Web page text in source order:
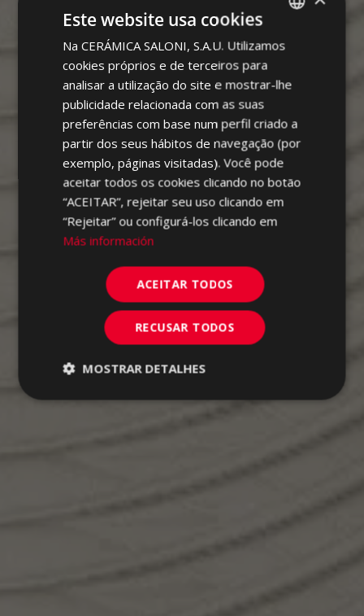
SPANISH
ENGLISH
GERMAN
PORTUGUESE
Este website usa cookies
Na CERÁMICA SALONI, S.A.U. Utilizamos
cookies próprios e de terceiros para
analisar a utilização do site e mostrar-lhe
publicidade relacionada com as suas
preferências com base num perfil criado a
partir dos seus hábitos de navegação (por
exemplo, páginas visitadas). Você pode
aceitar todos os cookies clicando no botão
“ACEITAR”, rejeitar seu uso clicando em
“Rejeitar” ou configurá-los clicando em
Más información
ACEITAR TODOS
RECUSAR TODOS
MOSTRAR DETALHES